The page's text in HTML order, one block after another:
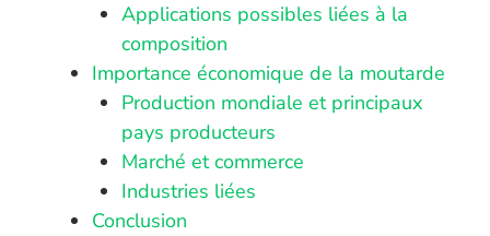
Applications possibles liées à la
composition
Importance économique de la moutarde
Production mondiale et principaux
pays producteurs
Marché et commerce
Industries liées
Conclusion